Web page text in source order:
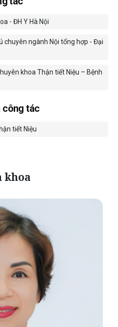
- ĐH Y Hà Nội
chuyên ngành Nội tổng hợp - Đại
khoa Thận tiết Niệu – Bệnh
công tác
tiết Niệu
khoa